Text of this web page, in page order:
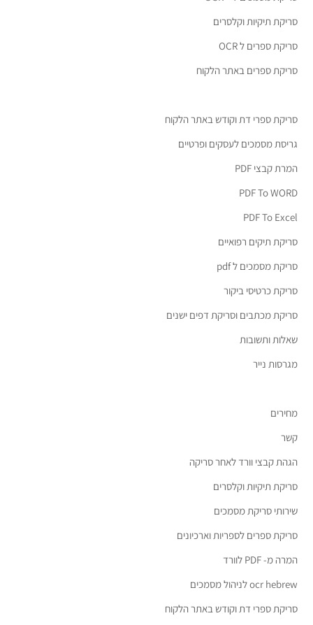
סריקת תיקיות וקלסרים
סריקת ספרים ל OCR
סריקת ספרים באתר הלקוח
סריקת ספרי דת וקודש באתר הלקוח
גריסת מסמכים לעסקים ופרטיים
המרת קבצי PDF
PDF To WORD
PDF To Excel
סריקת תיקים רפואיים
סריקת מסמכים ל pdf
סריקת כרטיסי ביקור
סריקת מכתבים וסריקת דפים ישנים
שאלות ותשובות
מגרסות נייר
מחירים
קשר
הגהת קבצי וורד לאחר סריקה
סריקת תיקיות וקלסרים
שירותי סריקת מסמכים
סריקת ספרים לספריות וארכיונים
המרה מ- PDF לוורד
ocr hebrew לניהול מסמכים
סריקת ספרי דת וקודש באתר הלקוח